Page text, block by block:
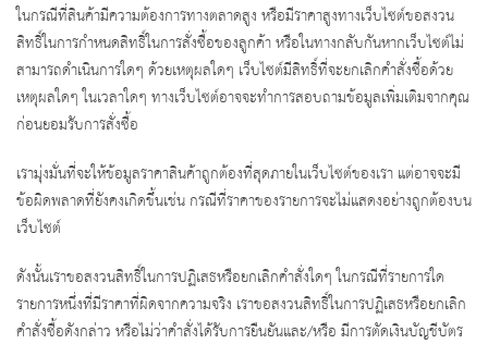
ในกรณีที่สินค้ามีความต้องการทางตลาดสูง หรือมีราคาสูงทางเว็บไซต์ขอสงวน
สิทธิ์ในการกำหนดสิทธิ์ในการสั่งซื้อของลูกค้า หรือในทางกลับกันหากเว็บไซต์ไม่
สามารถดำเนินการใดๆ ด้วยเหตุผลใดๆ เว็บไซต์มีสิทธิ์ที่จะยกเลิกคำสั่งซื้อด้วย
เหตุผลใดๆ ในเวลาใดๆ ทางเว็บไซต์อาจจะทำการสอบถามข้อมูลเพิ่มเติมจากคุณ
ก่อนยอมรับการสั่งซื้อ
เรามุ่งมั่นที่จะให้ข้อมูลราคาสินค้าถูกต้องที่สุดภายในเว็บไซต์ของเรา แต่อาจจะมี
ข้อผิดพลาดที่ยังคงเกิดขึ้นเช่น กรณีที่ราคาของรายการจะไม่แสดงอย่างถูกต้องบน
เว็บไซต์
ดังนั้นเราขอสงวนสิทธิ์ในการปฏิเสธหรือยกเลิกคำสั่งใดๆ ในกรณีที่รายการใด
รายการหนึ่งที่มีราคาที่ผิดจากความจริง เราขอสงวนสิทธิ์ในการปฏิเสธหรือยกเลิก
คำสั่งซื้อดังกล่าว หรือไม่ว่าคำสั่งได้รับการยืนยันและ/หรือ มีการตัดเงินบัญชีบัตร